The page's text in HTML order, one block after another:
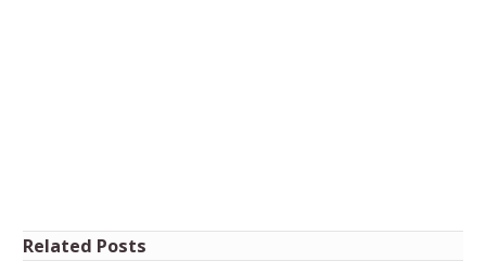
Related Posts